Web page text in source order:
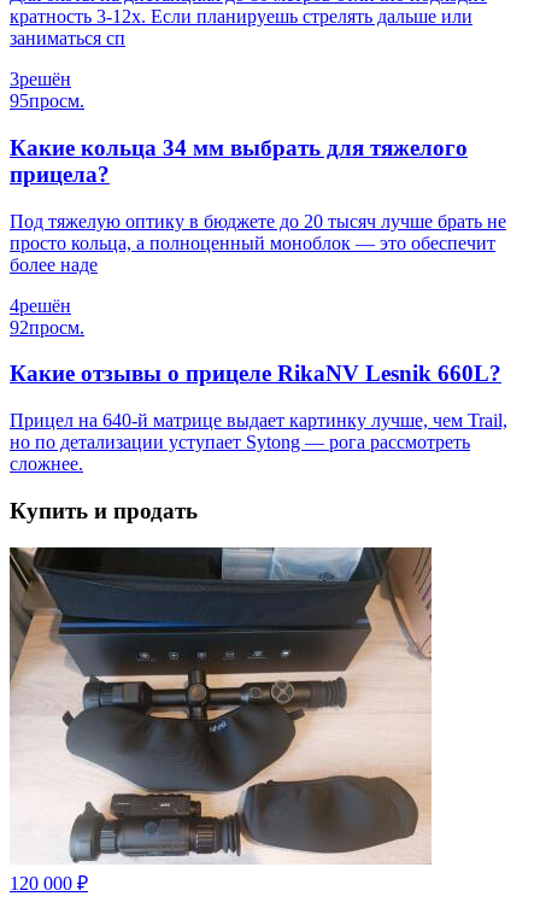
кратность 3-12х. Если планируешь стрелять дальше или
заниматься сп
3решён
95просм.
Какие кольца 34 мм выбрать для тяжелого
прицела?
Под тяжелую оптику в бюджете до 20 тысяч лучше брать не
просто кольца, а полноценный моноблок — это обеспечит
более наде
4решён
92просм.
Какие отзывы о прицеле RikaNV Lesnik 660L?
Прицел на 640-й матрице выдает картинку лучше, чем Trail,
но по детализации уступает Sytong — рога рассмотреть
сложнее.
Купить и продать
120 000 ₽